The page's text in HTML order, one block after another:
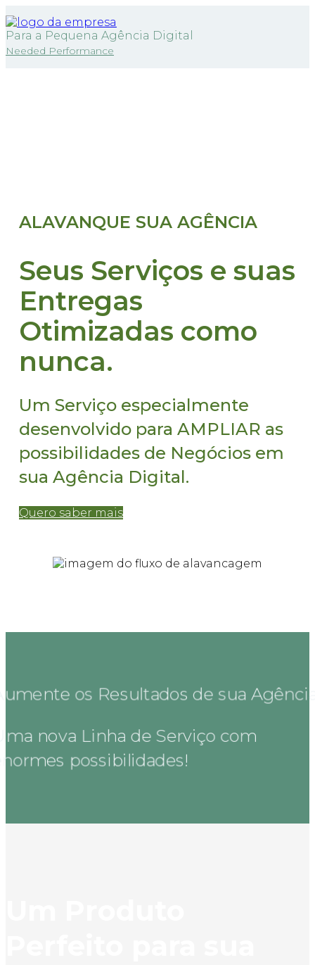
Para a Pequena Agência Digital
Needed Performance
ALAVANQUE SUA AGÊNCIA
Seus Serviços e suas
Entregas
Otimizadas como
nunca.
Um Serviço especialmente
desenvolvido para AMPLIAR as
possibilidades de Negócios em
sua Agência Digital.
Quero saber mais
os Resultados de sua
nova Linha de Serviço com
possibilidades!